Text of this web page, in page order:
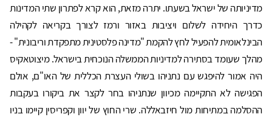
מדיניותה של ישראל בשעתו. יתרה מזאת, הוא קרא לפתרון שתי המדינות
כדרך היחידה לשלום ויציבות באזור ורמז לצורך בקריאה לקהילה
הבינלאומית להפעיל לחץ להקמת "מדינה פלסטינית מתפקדת וריבונית" -
מהלך שעומד בסתירה למדיניות הממשלה הנוכחית בישראל. מיצוטאקיס
היה אמור להיפגש עם נתניהו בשולי העצרת הכללית של האו"ם, אולם
הפגישה לא התקיימה מכיוון שנתניהו בחר לקצר את ביקורו בעקבות
ההסלמה במתיחות מול חיזבאללה. שרי החוץ של יוון וקפריסין קיימו בניו